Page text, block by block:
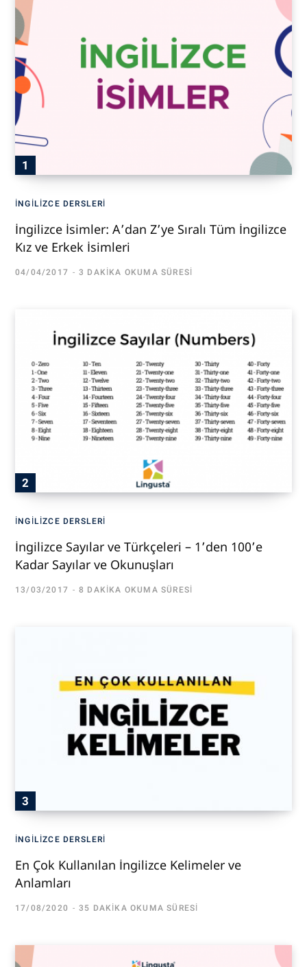
İNGILIZCE DERSLERI
İngilizce İsimler: A’dan Z’ye Sıralı Tüm İngilizce
Kız ve Erkek İsimleri
04/04/2017 3 DAKIKA OKUMA SÜRESI
İNGILIZCE DERSLERI
İngilizce Sayılar ve Türkçeleri – 1’den 100’e
Kadar Sayılar ve Okunuşları
13/03/2017 8 DAKIKA OKUMA SÜRESI
İNGILIZCE DERSLERI
En Çok Kullanılan İngilizce Kelimeler ve
Anlamları
17/08/2020 35 DAKIKA OKUMA SÜRESI